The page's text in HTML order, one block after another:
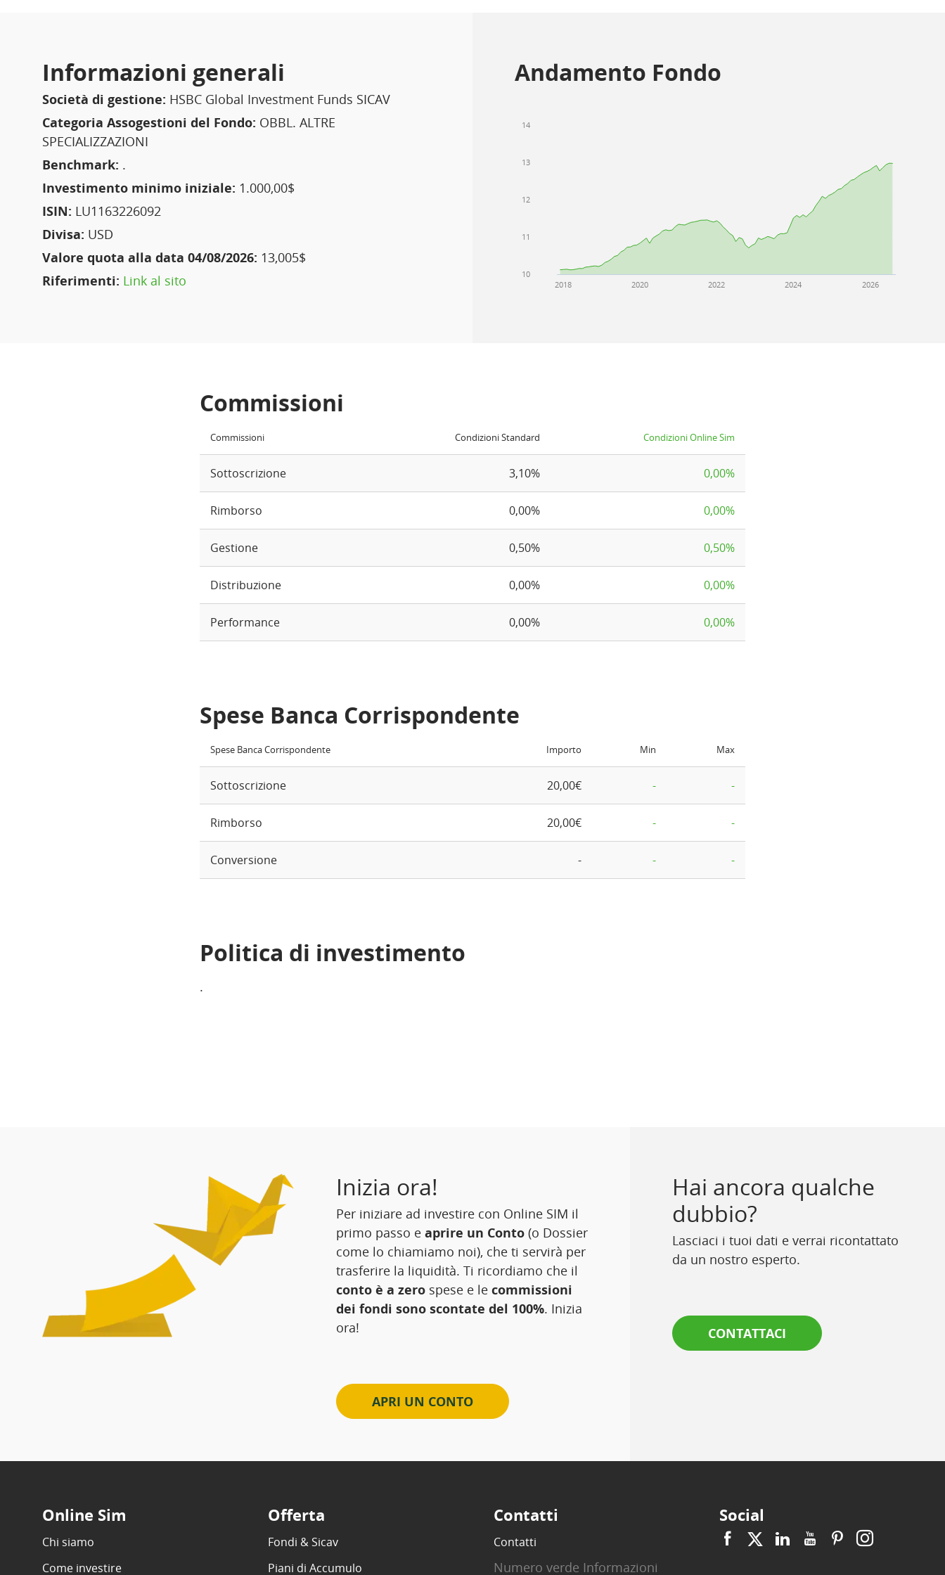
Informazioni generali
Società di gestione: HSBC Global Investment Funds SICAV
Categoria Assogestioni del Fondo: OBBL. ALTRE
SPECIALIZZAZIONI
Benchmark: .
Investimento minimo iniziale: 1.000,00$
ISIN: LU1163226092
Divisa: USD
Valore quota alla data 04/08/2026: 13,005$
Riferimenti: Link al sito
Andamento Fondo
2018 2020 2022 2024 2026
10
11
12
13
14
Commissioni
Commissioni Condizioni Standard Condizioni Online Sim
Sottoscrizione 3,10% 0,00%
Rimborso 0,00% 0,00%
Gestione 0,50% 0,50%
Distribuzione 0,00% 0,00%
Performance 0,00% 0,00%
Spese Banca Corrispondente
Spese Banca Corrispondente Importo Min Max
Sottoscrizione 20,00€ - -
Rimborso 20,00€ - -
Conversione - - -
Politica di investimento
.
Inizia ora!
Per iniziare ad investire con Online SIM il
primo passo e aprire un Conto (o Dossier
come lo chiamiamo noi), che ti servirà per
trasferire la liquidità. Ti ricordiamo che il
conto è a zero spese e le commissioni
dei fondi sono scontate del 100%. Inizia
ora!
APRI UN CONTO
Hai ancora qualche
dubbio?
Lasciaci i tuoi dati e verrai ricontattato
da un nostro esperto.
CONTATTACI
Online Sim
Chi siamo
Come investire
Offerta
Fondi & Sicav
Piani di Accumulo
Contatti
Contatti
Numero verde Informazioni
Social